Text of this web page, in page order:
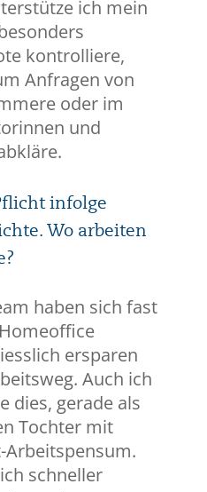
ich mein
kontrolliere,
Anfragen von
oder im
und
infolge
Wo arbeiten
haben sich fast
ersparen
Auch ich
dies, gerade als
Tochter mit
Arbeitspensum.
schneller